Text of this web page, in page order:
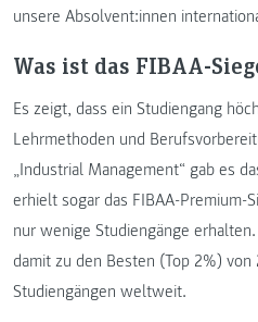
unsere Absolvent:innen
Was ist das FIBAA-
Es zeigt, dass ein Studiengang
Lehrmethoden und
„Industrial Management“ gab es
erhielt sogar das FIBAA-Premium-
nur wenige Studiengänge
damit zu den Besten (Top 2%)
Studiengängen weltweit.